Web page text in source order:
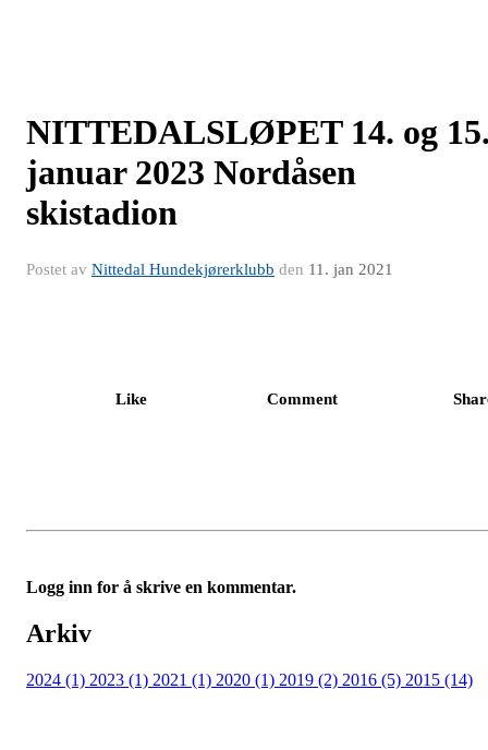
NITTEDALSLØPET 14. og
januar 2023 Nordåsen
skistadion
Postet av Nittedal Hundekjørerklubb den 11. jan 2021
Like Comment
Logg inn for å skrive en kommentar.
Arkiv
2024 (1) 2023 (1) 2021 (1) 2020 (1) 2019 (2) 2016 (5) 2015 (14)